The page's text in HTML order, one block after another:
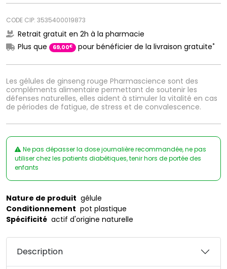
Les gélules de ginseng rouge Pharmascience sont des
compléments alimentaire permettant de soutenir les
défenses naturelles, elles aident à stimuler la vitalité en cas
de périodes de fatigue, de stress et de convalescence.
CODE CIP: 3535400019873
Retrait gratuit en 2h à la pharmacie
Plus que
69,00€ pour bénéficier de la livraison gratuite*
Ne pas dépasser la dose journalière recommandée, ne pas
utiliser chez les patients diabétiques, tenir hors de portée des
enfants
Nature de produit gélule
Conditionnement pot plastique
Spécificité actif d'origine naturelle
Description